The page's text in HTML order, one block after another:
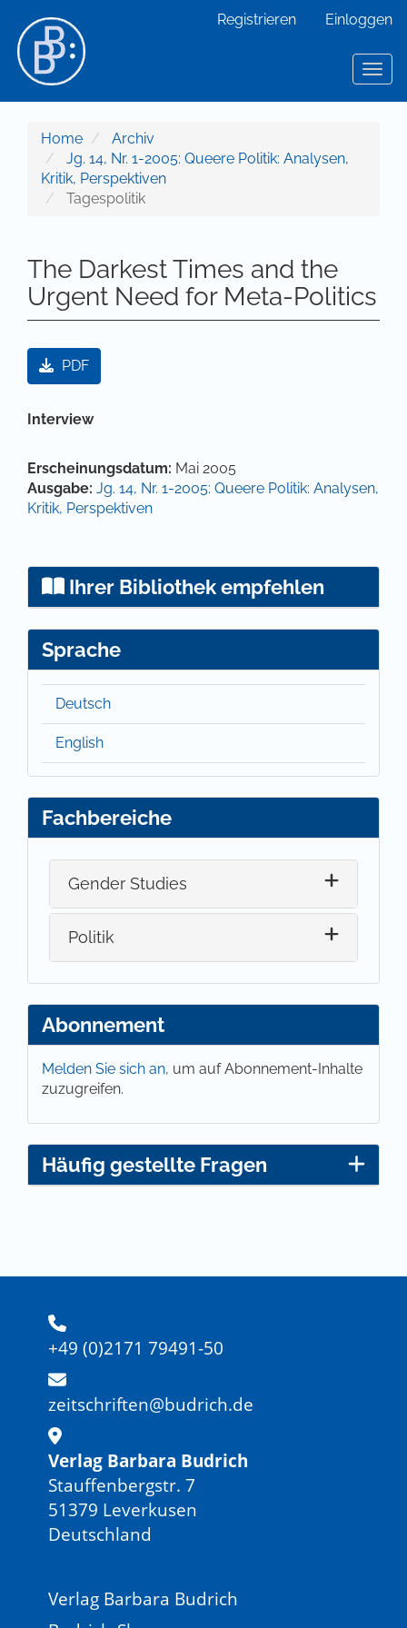
Hauptinhalt
Sidebar
Registrieren Einloggen
Home
Archiv
Jg. 14, Nr. 1-2005: Queere Politik: Analysen,
Kritik, Perspektiven
Tagespolitik
The Darkest Times and the
Urgent Need for Meta-Politics
Artikel-Sidebar
PDF
Hauptsächlicher Artikelinhalt
Interview
Artikel-Details
Erscheinungsdatum: Mai 2005
Ausgabe: Jg. 14, Nr. 1-2005: Queere Politik: Analysen,
Kritik, Perspektiven
Ihrer Bibliothek empfehlen
Sprache
Deutsch
English
Fachbereiche
Gender Studies
Politik
Abonnement
Melden Sie sich an, um auf Abonnement-Inhalte
zuzugreifen.
Häufig gestellte Fragen
+49 (0)2171 79491-50
zeitschriften@budrich.de
Verlag Barbara Budrich
Stauffenbergstr. 7
51379 Leverkusen
Deutschland
Verlag Barbara Budrich